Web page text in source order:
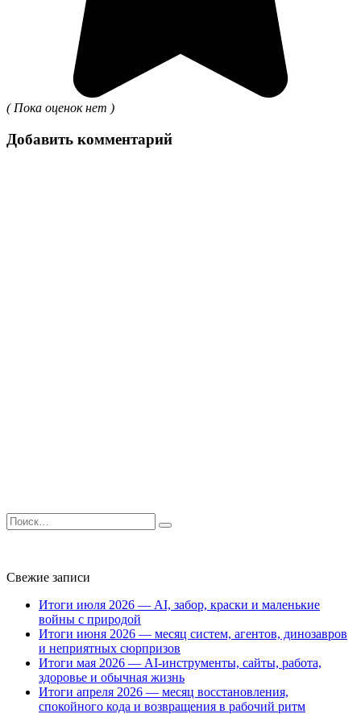
( Пока оценок нет )
Добавить комментарий
Search
for:
Свежие записи
Итоги июля 2026 — AI, забор, краски и маленькие
войны с природой
Итоги июня 2026 — месяц систем, агентов, динозавров
и неприятных сюрпризов
Итоги мая 2026 — AI-инструменты, сайты, работа,
здоровье и обычная жизнь
Итоги апреля 2026 — месяц восстановления,
спокойного кода и возвращения в рабочий ритм